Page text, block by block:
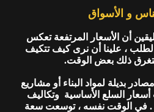
و الأسواق
أن الأسعار المرتفعة تعكس
، علينا أن نرى كيف تتكيف
ذلك بعض الوقت.
بديلة لمواد البناء أو مشاريع
أسعار السلع الأساسية وتكاليف
. في الوقت نفسه ، توسعت سعة